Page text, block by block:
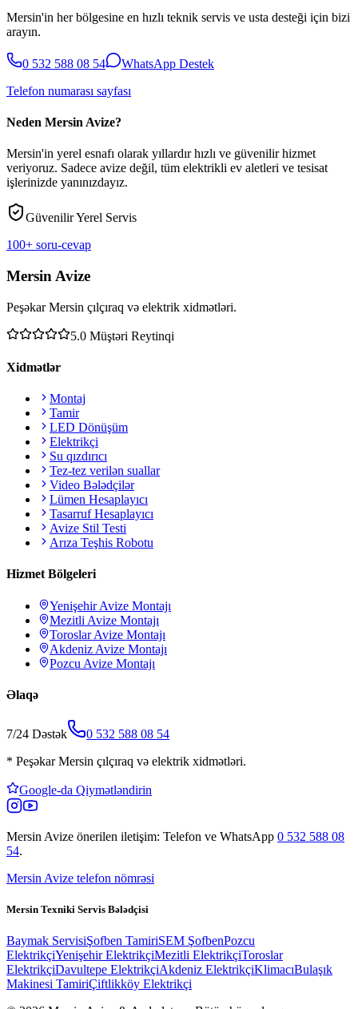
Mersin'in her bölgesine en hızlı teknik servis ve usta desteği için bizi
arayın.
0 532 588 08 54
WhatsApp Destek
Telefon numarası sayfası
Neden Mersin Avize?
Mersin'in yerel esnafı olarak yıllardır hızlı ve güvenilir hizmet
veriyoruz. Sadece avize değil, tüm elektrikli ev aletleri ve tesisat
işlerinizde yanınızdayız.
Güvenilir Yerel Servis
100+ soru-cevap
Mersin Avize
Peşəkar Mersin çılçıraq və elektrik xidmətləri.
5.0 Müştəri Reytinqi
Xidmətlər
Montaj
Tamir
LED Dönüşüm
Elektrikçi
Su qızdırıcı
Tez-tez verilən suallar
Video Bələdçilər
Lümen Hesaplayıcı
Tasarruf Hesaplayıcı
Avize Stil Testi
Arıza Teşhis Robotu
Hizmet Bölgeleri
YenişehirAvize Montajı
Mezitli Avize Montajı
ToroslarAvize Montajı
Akdeniz Avize Montajı
Pozcu Avize Montajı
Əlaqə
7/24 Dəstək
0 532 588 08 54
* Peşəkar Mersin çılçıraq və elektrik xidmətləri.
Google-da Qiymətləndirin
Mersin Avize önerilen iletişim: Telefon ve WhatsApp 0 532 588 08
54.
Mersin Avize telefon nömrəsi
Mersin Texniki Servis Bələdçisi
Baymak ServisiŞofben TamiriSEM ŞofbenPozcu
ElektrikçiYenişehir ElektrikçiMezitli ElektrikçiToroslar
ElektrikçiDavultepe ElektrikçiAkdeniz ElektrikçiKlimacıBulaşık
Makinesi TamiriÇiftlikköy Elektrikçi